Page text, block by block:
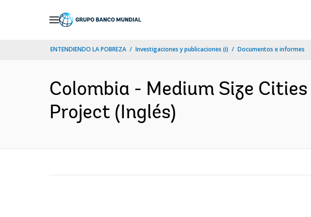
ENTENDIENDO LA POBREZA Investigaciones y publicaciones (i) Documentos e informes
Colombia - Medium Size
Project (Inglés)